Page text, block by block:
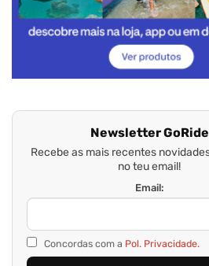
Newsletter GoRide
Recebe as mais recentes
no teu email!
Email:
Concordas com a Pol. Privacidade.